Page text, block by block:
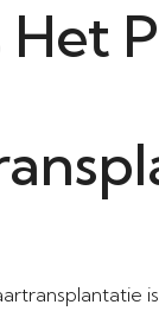
Het